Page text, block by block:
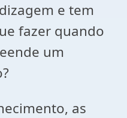
e tem
fazer quando
um
as